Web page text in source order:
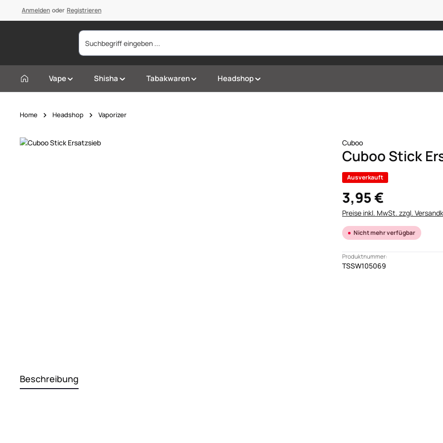
Zur Hauptnavigation springen
Anmelden oder Registrieren
Vape Shisha Tabakwaren Headshop
Home Headshop Vaporizer
Bildergalerie überspringen Cuboo
Cuboo Stick
Ausverkauft
3,95 €
Preise inkl. MwSt. zzgl.
Nicht mehr verfügbar
Produktnummer:
TSSW105069
Beschreibung